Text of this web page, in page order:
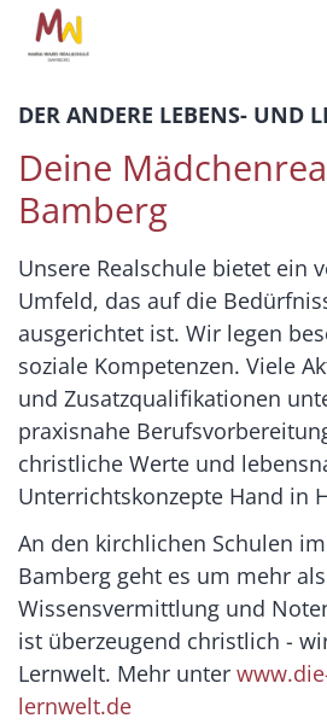
Zum Inhalt springen
DER ANDERE LEBENS- UND
Deine
Bamberg
Unsere Realschule bietet ein
Umfeld, das auf die
ausgerichtet ist. Wir legen
soziale Kompetenzen. Viele
und Zusatzqualifikationen
praxisnahe
christliche Werte und
Unterrichtskonzepte Hand in
An den kirchlichen Schulen
Bamberg geht es um mehr als
Wissensvermittlung und
ist überzeugend christlich -
Lernwelt. Mehr unter
lernwelt.de